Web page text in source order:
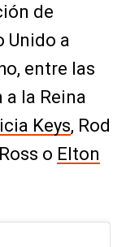
de
Unido a
entre las
la Reina
Keys, Rod
o Elton